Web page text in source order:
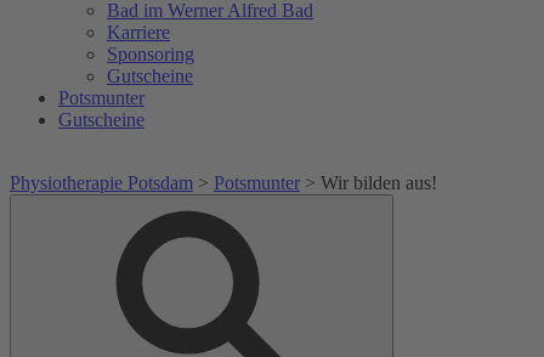
Bad im Werner Alfred Bad
Karriere
Sponsoring
Gutscheine
Potsmunter
Gutscheine
Physiotherapie Potsdam > Potsmunter > Wir bilden aus!